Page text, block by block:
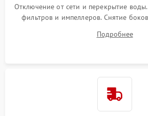
Отключение от сети и перекрытие
фильтров и импеллеров. Снятие
циркуляционному насосу, ТЭНу и
Подробнее